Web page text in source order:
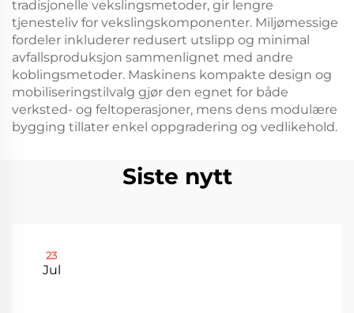
tradisjonelle vekslingsmetoder, gir lengre
tjenesteliv for vekslingskomponenter. Miljømessige
fordeler inkluderer redusert utslipp og minimal
avfallsproduksjon sammenlignet med andre
koblingsmetoder. Maskinens kompakte design og
mobiliseringstilvalg gjør den egnet for både
verksted- og feltoperasjoner, mens dens modulære
bygging tillater enkel oppgradering og vedlikehold.
Siste nytt
23
Jul